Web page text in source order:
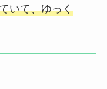
いて、ゆっく